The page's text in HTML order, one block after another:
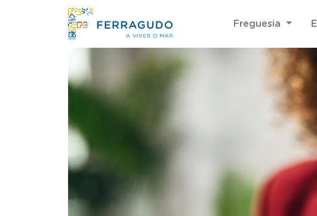
Freguesia